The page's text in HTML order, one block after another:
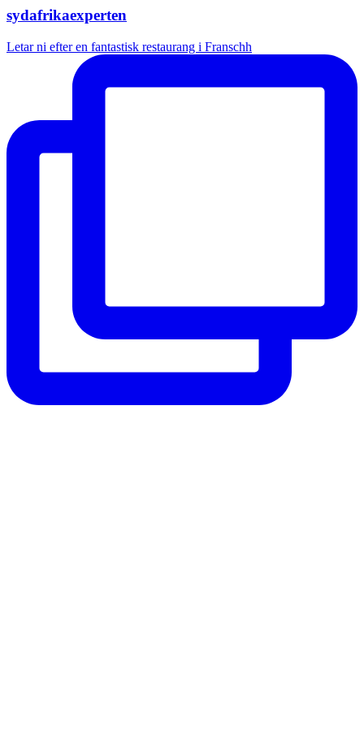
sydafrikaexperten
Letar ni efter en fantastisk restaurang i Franschh